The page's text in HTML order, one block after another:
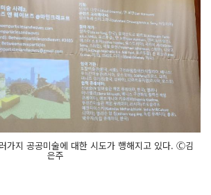
가지 공공미술에 대한 시도가 행해지고 있다. Ⓒ김
은주